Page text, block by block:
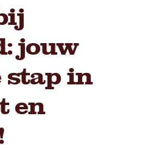
jouw
stap in
en